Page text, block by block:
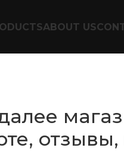
ABOUT US